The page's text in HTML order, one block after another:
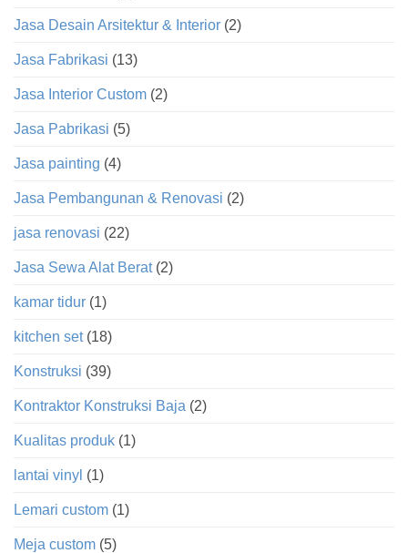
Jasa Desain Arsitektur & Interior (2)
Jasa Fabrikasi (13)
Jasa Interior Custom (2)
Jasa Pabrikasi (5)
Jasa painting (4)
Jasa Pembangunan & Renovasi (2)
jasa renovasi (22)
Jasa Sewa Alat Berat(2)
kamar tidur (1)
kitchen set(18)
Konstruksi (39)
Kontraktor Konstruksi Baja (2)
Kualitas produk (1)
lantai vinyl (1)
Lemari custom (1)
Meja custom (5)